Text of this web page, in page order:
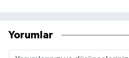
Yorumlar